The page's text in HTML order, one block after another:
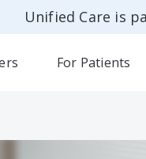
Unified Care is
For Patients